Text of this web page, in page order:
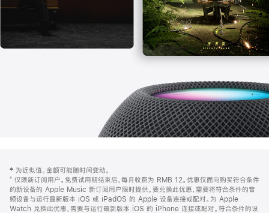
页
页
脚
注
‡ 为近似值。金额可能随时间变动。
⁺ 仅限新订阅用户。免费试用期结束后，每月收费为 RMB 12。优惠仅面向购买符合条件
的新设备的 Apple Music 新订阅用户限时提供。要兑换此优惠，需要将符合条件的音
频设备与运行最新版本 iOS 或 iPadOS 的 Apple 设备连接或配对。为 Apple
Watch 兑换此优惠，需要与运行最新版本 iOS 的 iPhone 连接或配对。符合条件的设